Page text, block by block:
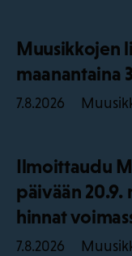
Muusikkojen
maanantaina
7.8.2026
Ilmoittaudu
päivään 20.9.
hinnat
7.8.2026